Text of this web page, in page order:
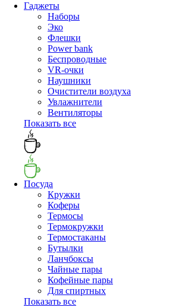
Гаджеты
Наборы
Эко
Флешки
Power bank
Беспроводные
VR-очки
Наушники
Очистители воздуха
Увлажнители
Вентиляторы
Показать все
Посуда
Кружки
Коферы
Термосы
Термокружки
Термостаканы
Бутылки
Ланчбоксы
Чайные пары
Кофейные пары
Для спиртных
Показать все